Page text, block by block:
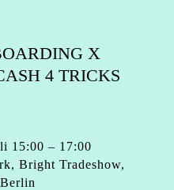
X
4 TRICKS
15:00 – 17:00
Bright Tradeshow,